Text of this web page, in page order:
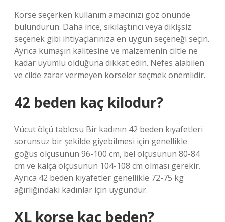
Korse seçerken kullanım amacınızı göz önünde
bulundurun. Daha ince, sıkılaştırıcı veya dikişsiz
seçenek gibi ihtiyaçlarınıza en uygun seçeneği seçin.
Ayrıca kumaşın kalitesine ve malzemenin ciltle ne
kadar uyumlu olduğuna dikkat edin. Nefes alabilen
ve cilde zarar vermeyen korseler seçmek önemlidir.
42 beden kaç kilodur?
Vücut ölçü tablosu Bir kadının 42 beden kıyafetleri
sorunsuz bir şekilde giyebilmesi için genellikle
göğüs ölçüsünün 96-100 cm, bel ölçüsünün 80-84
cm ve kalça ölçüsünün 104-108 cm olması gerekir.
Ayrıca 42 beden kıyafetler genellikle 72-75 kg
ağırlığındaki kadınlar için uygundur.
XL korse kaç beden?